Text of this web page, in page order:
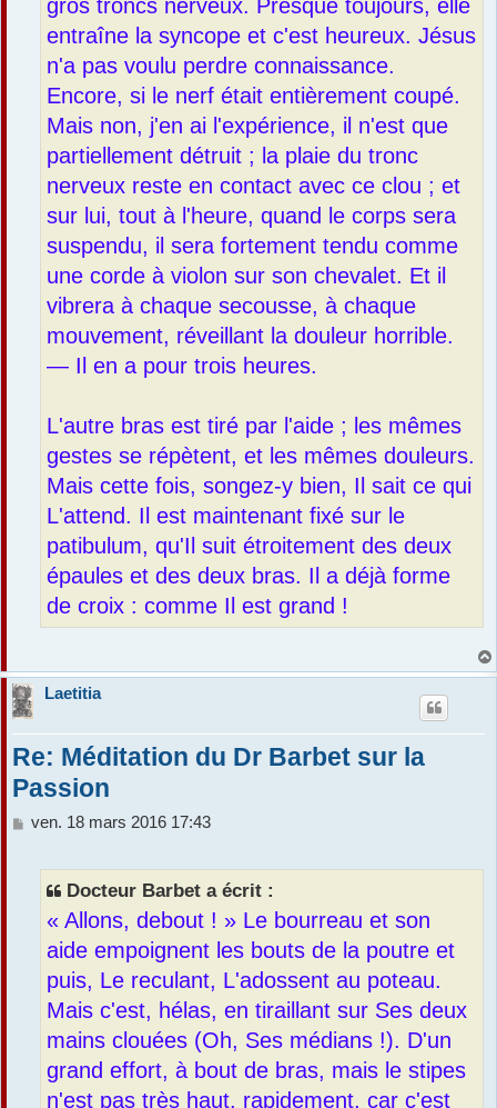
gros troncs nerveux. Presque toujours, elle
entraîne la syncope et c'est heureux. Jésus
n'a pas voulu perdre connaissance.
Encore, si le nerf était entièrement coupé.
Mais non, j'en ai l'expérience, il n'est que
partiellement détruit ; la plaie du tronc
nerveux reste en contact avec ce clou ; et
sur lui, tout à l'heure, quand le corps sera
suspendu, il sera fortement tendu comme
une corde à violon sur son chevalet. Et il
vibrera à chaque secousse, à chaque
mouvement, réveillant la douleur horrible.
— Il en a pour trois heures.
L'autre bras est tiré par l'aide ; les mêmes
gestes se répètent, et les mêmes douleurs.
Mais cette fois, songez-y bien, Il sait ce qui
L'attend. Il est maintenant fixé sur le
patibulum, qu'Il suit étroitement des deux
épaules et des deux bras. Il a déjà forme
de croix : comme Il est grand !
Laetitia
Re: Méditation du Dr Barbet sur la
Passion
M
ven. 18 mars 2016 17:43
Docteur Barbet a écrit :
« Allons, debout ! » Le bourreau et son
aide empoignent les bouts de la poutre et
puis, Le reculant, L'adossent au poteau.
Mais c'est, hélas, en tiraillant sur Ses deux
mains clouées (Oh, Ses médians !). D'un
grand effort, à bout de bras, mais le stipes
n'est pas très haut, rapidement, car c'est